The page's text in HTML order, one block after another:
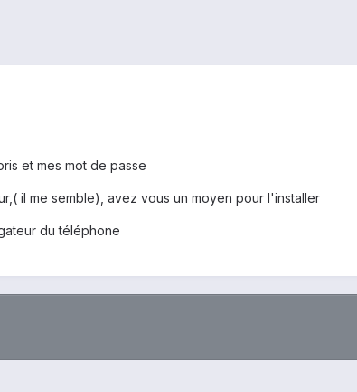
et mes mot de passe
il me semble), avez vous un moyen pour l'installer
du téléphone